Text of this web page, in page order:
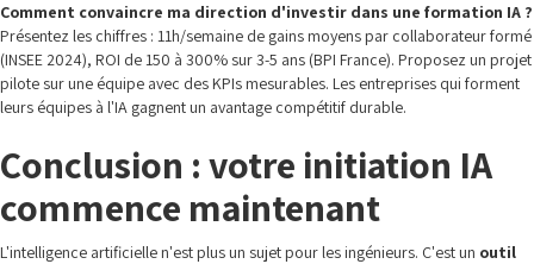
Comment convaincre ma direction d'investir dans une formation IA ?
Présentez les chiffres : 11h/semaine de gains moyens par collaborateur formé
(INSEE 2024), ROI de 150 à 300% sur 3-5 ans (BPI France). Proposez un projet
pilote sur une équipe avec des KPIs mesurables. Les entreprises qui forment
leurs équipes à l'IA gagnent un avantage compétitif durable.
Conclusion : votre initiation IA
commence maintenant
L'intelligence artificielle n'est plus un sujet pour les ingénieurs. C'est un outil